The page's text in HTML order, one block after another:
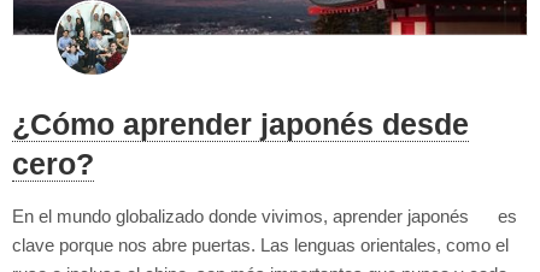
¿Cómo aprender japonés desde
cero?
En el mundo globalizado donde vivimos, aprender japonés es
clave porque nos abre puertas. Las lenguas orientales, como el